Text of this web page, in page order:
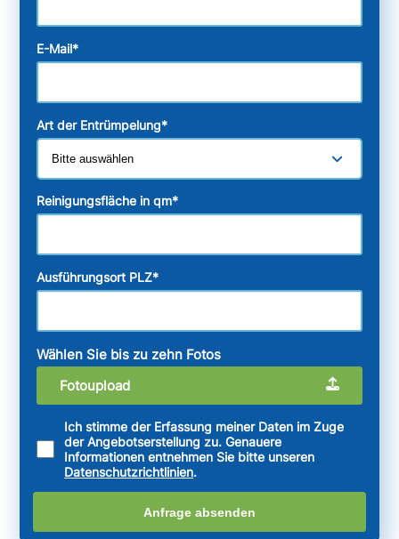
E-Mail*
Art der Entrümpelung*
Reinigungsfläche in qm*
Ausführungsort PLZ*
Wählen Sie bis zu zehn Fotos
Fotoupload
Ich stimme der Erfassung meiner Daten im Zuge
der Angebotserstellung zu. Genauere
Informationen entnehmen Sie bitte unseren
Datenschutzrichtlinien.
Anfrage absenden